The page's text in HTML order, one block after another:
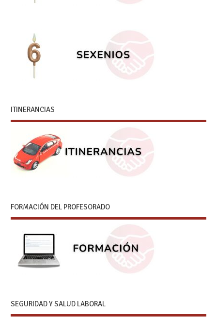
ITINERANCIAS
FORMACIÓN DEL PROFESORADO
SEGURIDAD Y SALUD LABORAL